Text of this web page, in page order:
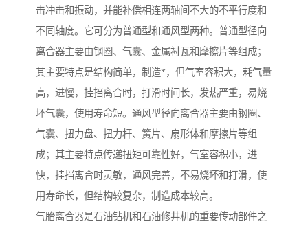
击冲击和振动，并能补偿相连两轴间不大的不平行度和
不同轴度。它可分为普通型和通风型两种。普通型径向
离合器主要由钢圈、气囊、金属衬瓦和摩擦片等组成；
其主要特点是结构简单，制造*，但气室容积大，耗气量
高，进慢，挂挡离合时，打滑时间长，发热严重，易烧
坏气囊，使用寿命短。通风型径向离合器主要由钢圈、
气囊、扭力盘、扭力杆、簧片、扇形体和摩擦片等组
成；其主要特点传递扭矩可靠性好，气室容积小，进
快，挂挡离合时灵敏，通风完善，不易烧坏和打滑，使
用寿命长，但结构较复杂，制造成本较高。
气胎离合器是石油钻机和石油修井机的重要传动部件之